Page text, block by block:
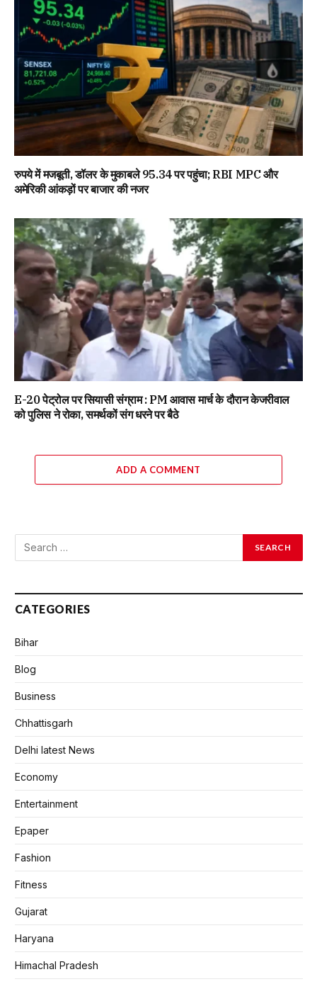
रुपये में मजबूती, डॉलर के मुकाबले 95.34 पर पहुंचा; RBI MPC और
अमेरिकी आंकड़ों पर बाजार की नजर
E-20 पेट्रोल पर सियासी संग्राम : PM आवास मार्च के दौरान केजरीवाल
को पुलिस ने रोका, समर्थकों संग धरने पर बैठे
ADD A COMMENT
CATEGORIES
Bihar
Blog
Business
Chhattisgarh
Delhi latest News
Economy
Entertainment
Epaper
Fashion
Fitness
Gujarat
Haryana
Himachal Pradesh